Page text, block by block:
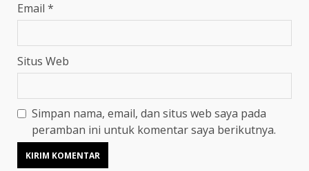
Email *
Situs Web
Simpan nama, email, dan situs web saya pada
peramban ini untuk komentar saya berikutnya.